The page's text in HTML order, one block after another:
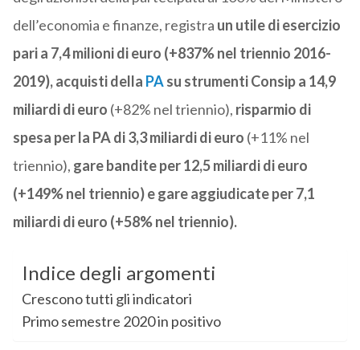
dell’economia e finanze, registra un utile di esercizio
pari a 7,4 milioni di euro (+837% nel triennio 2016-
2019), acquisti della PAsu strumenti Consip a 14,9
miliardi di euro (+82% nel triennio), risparmio di
spesa per la PA di 3,3 miliardi di euro (+11% nel
triennio), gare bandite per 12,5 miliardi di euro
(+149% nel triennio) e gare aggiudicate per 7,1
miliardi di euro (+58% nel triennio).
Indice degli argomenti
Crescono tutti gli indicatori
Primo semestre 2020 in positivo